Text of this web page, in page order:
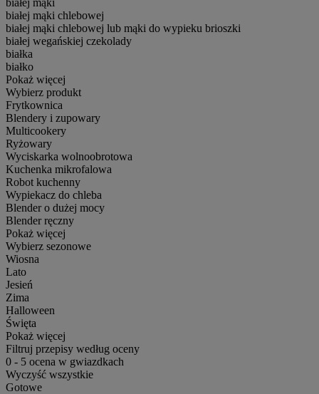
białej mąki
białej mąki chlebowej
białej mąki chlebowej lub mąki do wypieku brioszki
białej wegańskiej czekolady
białka
białko
Pokaż więcej
Wybierz produkt
Frytkownica
Blendery i zupowary
Multicookery
Ryżowary
Wyciskarka wolnoobrotowa
Kuchenka mikrofalowa
Robot kuchenny
Wypiekacz do chleba
Blender o dużej mocy
Blender ręczny
Pokaż więcej
Wybierz sezonowe
Wiosna
Lato
Jesień
Zima
Halloween
Święta
Pokaż więcej
Filtruj przepisy według oceny
0 - 5 ocena w gwiazdkach
Wyczyść wszystkie
Gotowe